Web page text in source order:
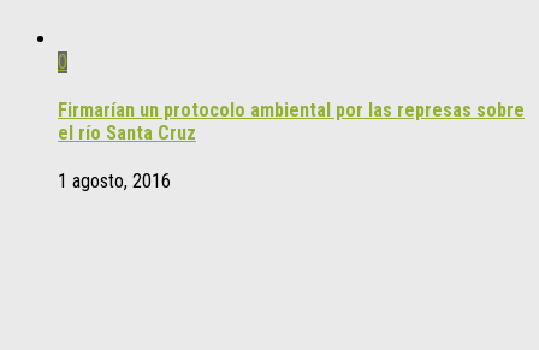
0
Firmarían un protocolo ambiental por las represas sobre
el río Santa Cruz
1 agosto, 2016